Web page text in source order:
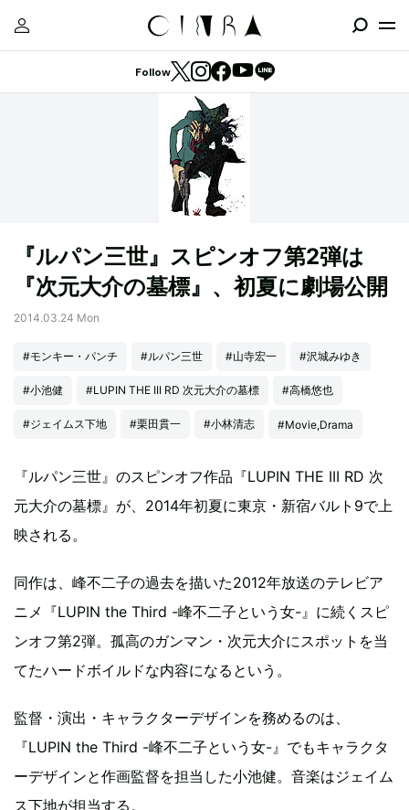
Follow
『ルパン三世』スピンオフ第2弾は
『次元大介の墓標』、初夏に劇場公開
2014.03.24 Mon
#モンキー・パンチ #ルパン三世 #山寺宏一 #沢城みゆき
#小池健 #LUPIN THE III RD 次元大介の墓標 #高橋悠也
#ジェイムス下地 #栗田貫一 #小林清志 #Movie,Drama
『ルパン三世』のスピンオフ作品『LUPIN THE III RD 次
元大介の墓標』が、2014年初夏に東京・新宿バルト9で上
映される。
同作は、峰不二子の過去を描いた2012年放送のテレビア
ニメ『LUPIN the Third -峰不二子という女-』に続くスピ
ンオフ第2弾。孤高のガンマン・次元大介にスポットを当
てたハードボイルドな内容になるという。
監督・演出・キャラクターデザインを務めるのは、
『LUPIN the Third -峰不二子という女-』でもキャラクタ
ーデザインと作画監督を担当した小池健。音楽はジェイム
ス下地が担当する。